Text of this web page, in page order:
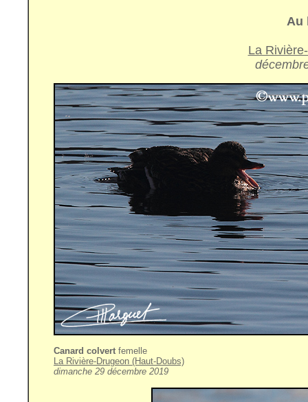
Au
La
Canard colvert femelle
La Rivière-Drugeon (Haut-Doubs)
dimanche 29 décembre 2019